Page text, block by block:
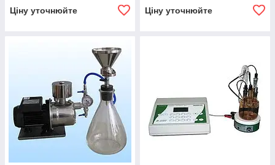
Ціну уточнюйте Ціну уточнюйте